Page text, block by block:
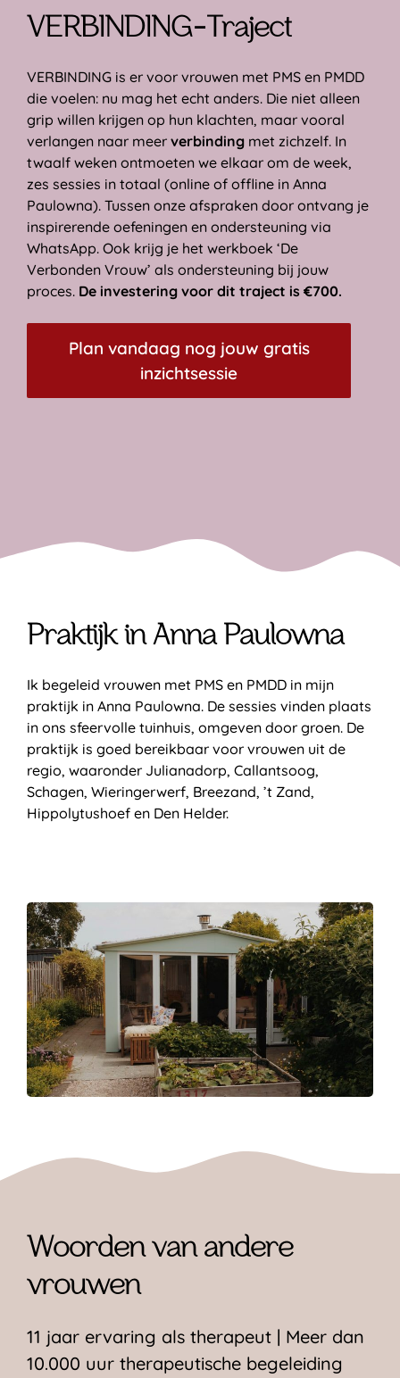
VERBINDING-Traject
VERBINDING is er voor vrouwen met PMS en PMDD
die voelen: nu mag het echt anders. Die niet alleen
grip willen krijgen op hun klachten, maar vooral
verlangen naar meer verbinding met zichzelf. In
twaalf weken ontmoeten we elkaar om de week,
zes sessies in totaal (online of offline in Anna
Paulowna). Tussen onze afspraken door ontvang je
inspirerende oefeningen en ondersteuning via
WhatsApp. Ook krijg je het werkboek ‘De
Verbonden Vrouw’ als ondersteuning bij jouw
proces. De investering voor dit traject is €700.
Plan vandaag nog jouw gratis
inzichtsessie
Praktijk in Anna Paulowna
Ik begeleid vrouwen met PMS en PMDD in mijn
praktijk in Anna Paulowna. De sessies vinden plaats
in ons sfeervolle tuinhuis, omgeven door groen. De
praktijk is goed bereikbaar voor vrouwen uit de
regio, waaronder Julianadorp, Callantsoog,
Schagen, Wieringerwerf, Breezand, ’t Zand,
Hippolytushoef en Den Helder.
Woorden van andere
vrouwen
11 jaar ervaring als therapeut | Meer dan
10.000 uur therapeutische begeleiding